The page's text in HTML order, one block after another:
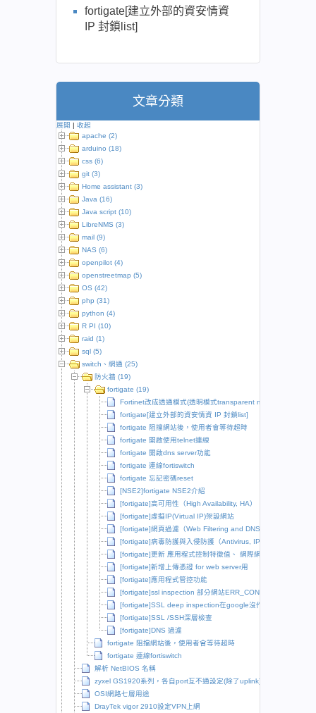
fortigate[建立外部的資安情資
IP 封鎖list]
文章分類
展開 | 收起
apache (2)
arduino (18)
css (6)
git (3)
Home assistant (3)
Java (16)
Java script (10)
LibreNMS (3)
mail (9)
NAS (6)
openpilot (4)
openstreetmap (5)
OS (42)
php (31)
python (4)
R PI (10)
raid (1)
sql (5)
switch、網通 (25)
防火牆 (19)
fortigate (19)
Fortinet改成透通模式(透明模式transparent mode)
fortigate[建立外部的資安情資 IP 封鎖list]
fortigate 阻擋網站後，使用者會等待超時
fortigate 開啟使用telnet連線
fortigate 開啟dns server功能
fortigate 連線fortiswitch
fortigate 忘記密碼reset
[NSE2]fortigate NSE2介紹
[fortigate]高可用性（High Availability, HA）
[fortigate]虛擬IP(Virtual IP)架設網站
[fortigate]網頁過濾（Web Filtering and DNS Filtering）、
[fortigate]病毒防護與入侵防護（Antivirus, IPS）
[fortigate]更新 應用程式控制特徵值、 網際網路服務資料庫版
[fortigate]新增上傳憑證 for web server用
[fortigate]應用程式管控功能
[fortigate]ssl inspection 部分網站
[fortigate]SSL deep inspection在google沒作用
[fortigate]SSL /SSH深層檢查
[fortigate]DNS 過濾
fortigate 阻擋網站後，使用者會等待超時
fortigate 連線fortiswitch
解析 NetBIOS 名稱
zyxel GS1920系列，各自port互不通設定(除了uplink)
OSI網路七層用途
DrayTek vigor 2910設定VPN上網